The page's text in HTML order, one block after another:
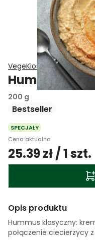
Bestseller
VegeKiosk
Hummus
200 g
SPECJAŁY
Cena aktualna
25.39 zł / 1 szt.
Opis produktu
Hummus klasyczny:
połączenie ciecierzycy